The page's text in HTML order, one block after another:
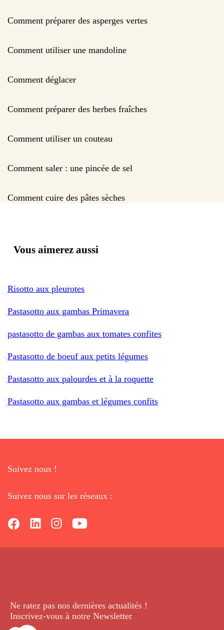
Comment préparer des asperges vertes
Comment utiliser une mandoline
Comment déglacer
Comment préparer des herbes fraîches
Comment utiliser un couteau
Comment saler : une pincée de sel
Comment cuire des pâtes sèches
Vous aimerez aussi
Risotto aux pleurotes
Pastasotto aux gambas Primavera
pastasotto de gambas aux tomates confites
Pastasotto de boeuf aux petits légumes
Pastasotto aux palourdes et à la roquette
Pastasotto aux gambas et légumes confits
Suivez nous !
Suivez nous sur les réseaux :
Ne ratez pas nos dernières actualités !
Inscrivez-vous à notre Newsletter.